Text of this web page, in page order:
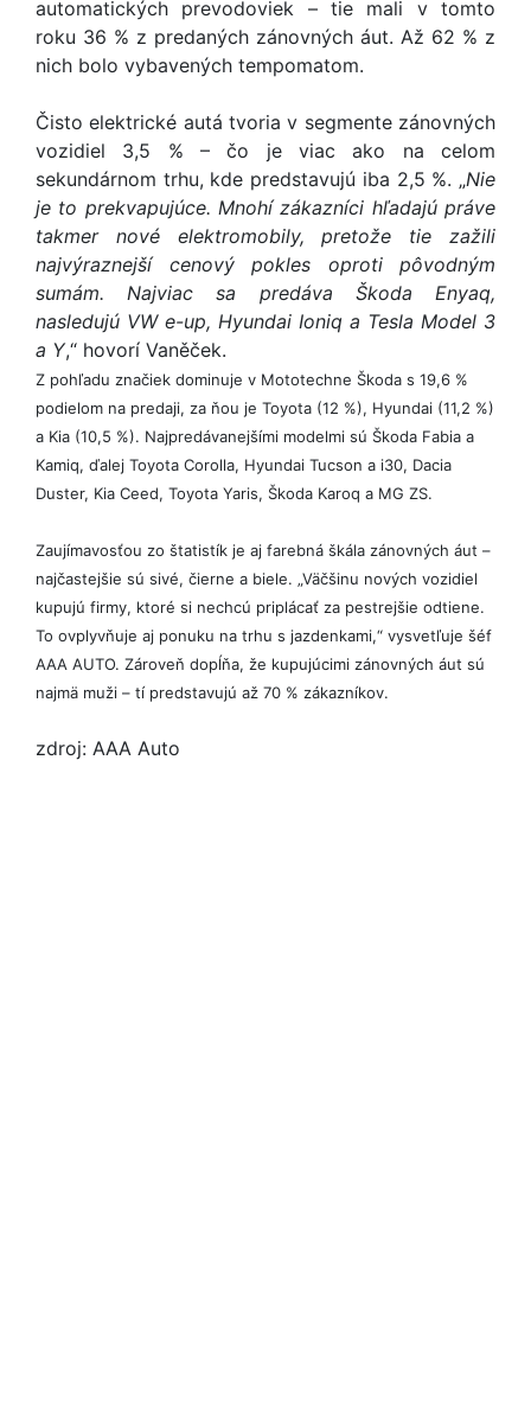
automatických prevodoviek – tie mali v tomto
roku 36 % z predaných zánovných áut. Až 62 % z
nich bolo vybavených tempomatom.
Čisto elektrické autá tvoria v segmente zánovných
vozidiel 3,5 % – čo je viac ako na celom
sekundárnom trhu, kde predstavujú iba 2,5 %. „Nie
je to prekvapujúce. Mnohí zákazníci hľadajú práve
takmer nové elektromobily, pretože tie zažili
najvýraznejší cenový pokles oproti pôvodným
sumám. Najviac sa predáva Škoda Enyaq,
nasledujú VW e-up, Hyundai Ioniq a Tesla Model 3
a Y,“ hovorí Vaněček.
Z pohľadu značiek dominuje v Mototechne Škoda s 19,6 %
podielom na predaji, za ňou je Toyota (12 %), Hyundai (11,2 %)
a Kia (10,5 %). Najpredávanejšími modelmi sú Škoda Fabia a
Kamiq, ďalej Toyota Corolla, Hyundai Tucson a i30, Dacia
Duster, Kia Ceed, Toyota Yaris, Škoda Karoq a MG ZS.
Zaujímavosťou zo štatistík je aj farebná škála zánovných áut –
najčastejšie sú sivé, čierne a biele. „Väčšinu nových vozidiel
kupujú firmy, ktoré si nechcú priplácať za pestrejšie odtiene.
To ovplyvňuje aj ponuku na trhu s jazdenkami,“ vysvetľuje šéf
AAA AUTO. Zároveň dopĺňa, že kupujúcimi zánovných áut sú
najmä muži – tí predstavujú až 70 % zákazníkov.
zdroj: AAA Auto